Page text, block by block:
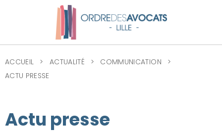
ACCUEIL ACTUALITÉ
COMMUNICATION
ACTU PRESSE
Actu presse